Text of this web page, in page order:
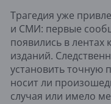
Трагедия уже
и СМИ: первые
появились в лентах
изданий.
установить точную
носит ли
случая или имело